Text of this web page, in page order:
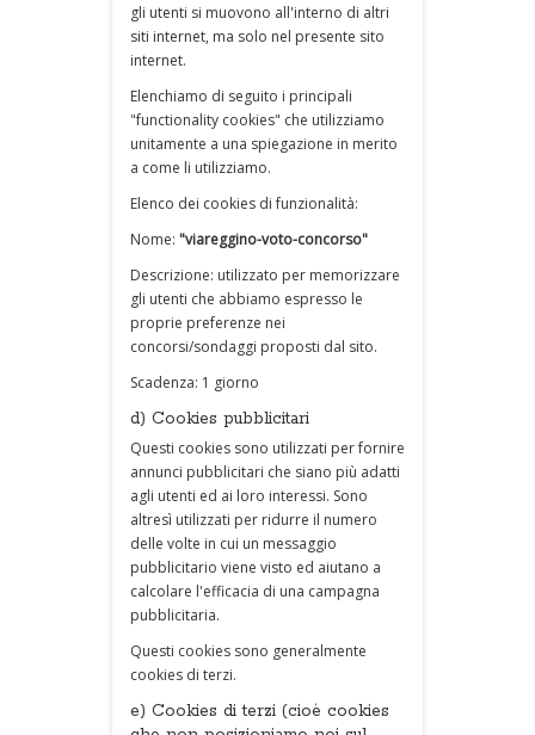
gli utenti si muovono all'interno di altri
siti internet, ma solo nel presente sito
internet.
Elenchiamo di seguito i principali
"functionality cookies" che utilizziamo
unitamente a una spiegazione in merito
a come li utilizziamo.
Elenco dei cookies di funzionalità:
Nome: "viareggino-voto-concorso"
Descrizione: utilizzato per memorizzare
gli utenti che abbiamo espresso le
proprie preferenze nei
concorsi/sondaggi proposti dal sito.
Scadenza: 1 giorno
d) Cookies pubblicitari
Questi cookies sono utilizzati per fornire
annunci pubblicitari che siano più adatti
agli utenti ed ai loro interessi. Sono
altresì utilizzati per ridurre il numero
delle volte in cui un messaggio
pubblicitario viene visto ed aiutano a
calcolare l'efficacia di una campagna
pubblicitaria.
Questi cookies sono generalmente
cookies di terzi.
e) Cookies di terzi (cioè cookies